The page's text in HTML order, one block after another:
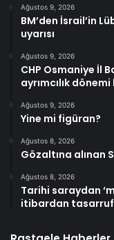
Ağustos 9, 2026
BM’den İsrail’in
uyarısı
Ağustos 9, 2026
CHP Osmaniye İl
ayrımcılık
Ağustos 9, 2026
Yine mi figüran?
Ağustos 8, 2026
Gözaltına alınan
Ağustos 8, 2026
Tarihi saraydan
itibardan